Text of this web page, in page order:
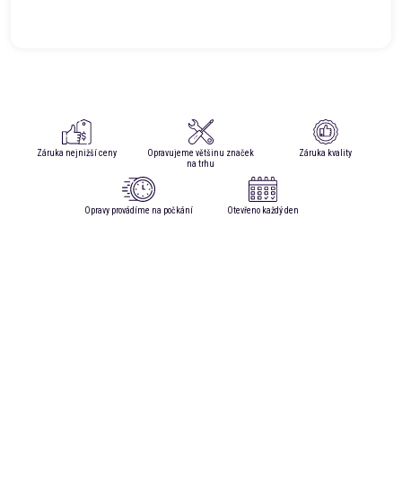
Záruka nejnižší ceny
Opravujeme většinu značek
na trhu
Záruka kvality
Opravy provádíme na počkání Otevřeno každý den